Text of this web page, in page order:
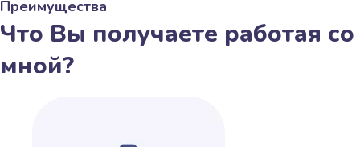
Преимущества
Что Вы получаете работая со
мной?